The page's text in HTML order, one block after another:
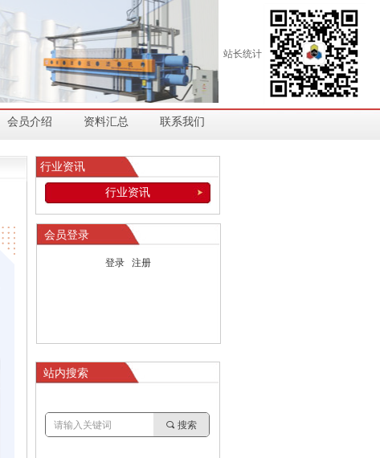
会员介绍 资料汇总 联系我们
站长统计
站内搜索
끠 搜索
行业资讯
行业资讯
会员登录
登录 注册